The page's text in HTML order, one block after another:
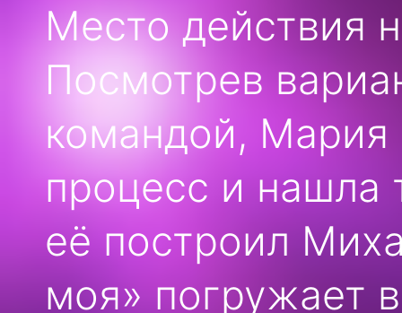
Место действия
Посмотрев
командой, Мария
процесс и нашла
её построил
моя» погружает